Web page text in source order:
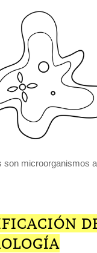
son microorganismos